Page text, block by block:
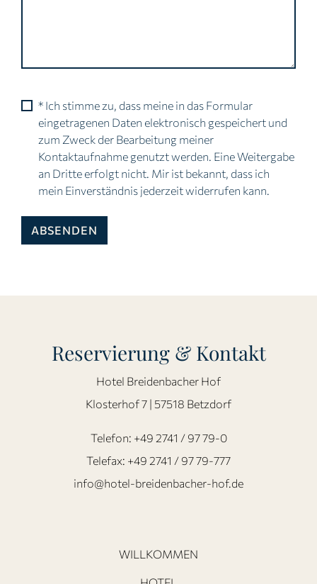
* Ich stimme zu, dass meine in das Formular
eingetragenen Daten elektronisch gespeichert und
zum Zweck der Bearbeitung meiner
Kontaktaufnahme genutzt werden. Eine Weitergabe
an Dritte erfolgt nicht. Mir ist bekannt, dass ich
mein Einverständnis jederzeit widerrufen kann.
ABSENDEN
Reservierung & Kontakt
Hotel Breidenbacher Hof
Klosterhof 7 | 57518 Betzdorf
Telefon: +49 2741 / 97 79-0
Telefax: +49 2741 / 97 79-777
info@hotel-breidenbacher-hof.de
WILLKOMMEN